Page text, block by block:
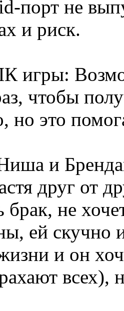
порт не
и риск.
игры:
чтобы
но это
и
друг от
брак, не
ей скучно
и он
всех),